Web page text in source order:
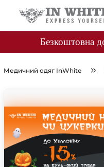
Безкоштовна
Медичний одяг InWhite